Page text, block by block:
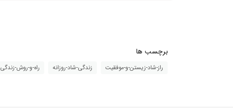
برچسب ها
راز-شاد-زیستن-و-موفقیت زندگی-شاد-روزانه راه-و-روش-زندگی